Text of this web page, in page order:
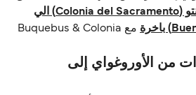
کولونیا دل ساکرامنتو (Colonia del Sacramento) الي
مع Buquebus & Colonia
من الأوروغواي إلى